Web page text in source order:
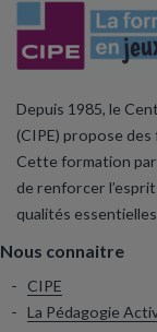
Depuis 1985, le
(CIPE) propose
Cette formation
de renforcer
qualités
Nous connaitre
CIPE
La Pédagogie